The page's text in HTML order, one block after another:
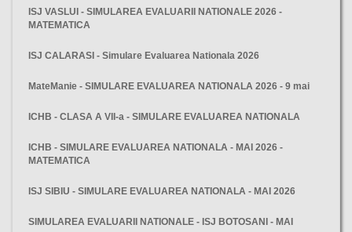
ISJ VASLUI - SIMULAREA EVALUARII NATIONALE 2026 -
MATEMATICA
ISJ CALARASI - Simulare Evaluarea Nationala 2026
MateManie - SIMULARE EVALUAREA NATIONALA 2026 - 9 mai
ICHB - CLASA A VII-a - SIMULARE EVALUAREA NATIONALA
ICHB - SIMULARE EVALUAREA NATIONALA - MAI 2026 -
MATEMATICA
ISJ SIBIU - SIMULARE EVALUAREA NATIONALA - MAI 2026
SIMULAREA EVALUARII NATIONALE - ISJ BOTOSANI - MAI